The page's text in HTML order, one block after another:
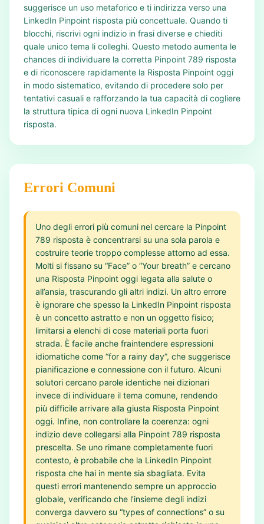
suggerisce un uso metaforico e ti indirizza verso una
LinkedIn Pinpoint risposta più concettuale. Quando ti
blocchi, riscrivi ogni indizio in frasi diverse e chiediti
quale unico tema li colleghi. Questo metodo aumenta le
chances di individuare la corretta Pinpoint 789 risposta
e di riconoscere rapidamente la Risposta Pinpoint oggi
in modo sistematico, evitando di procedere solo per
tentativi casuali e rafforzando la tua capacità di cogliere
la struttura tipica di ogni nuova LinkedIn Pinpoint
risposta.
Errori Comuni
Uno degli errori più comuni nel cercare la Pinpoint
789 risposta è concentrarsi su una sola parola e
costruire teorie troppo complesse attorno ad essa.
Molti si fissano su “Face” o “Your breath” e cercano
una Risposta Pinpoint oggi legata alla salute o
all’ansia, trascurando gli altri indizi. Un altro errore
è ignorare che spesso la LinkedIn Pinpoint risposta
è un concetto astratto e non un oggetto fisico;
limitarsi a elenchi di cose materiali porta fuori
strada. È facile anche fraintendere espressioni
idiomatiche come “for a rainy day”, che suggerisce
pianificazione e connessione con il futuro. Alcuni
solutori cercano parole identiche nei dizionari
invece di individuare il tema comune, rendendo
più difficile arrivare alla giusta Risposta Pinpoint
oggi. Infine, non controllare la coerenza: ogni
indizio deve collegarsi alla Pinpoint 789 risposta
prescelta. Se uno rimane completamente fuori
contesto, è probabile che la LinkedIn Pinpoint
risposta che hai in mente sia sbagliata. Evita
questi errori mantenendo sempre un approccio
globale, verificando che l’insieme degli indizi
converga davvero su “types of connections” o su